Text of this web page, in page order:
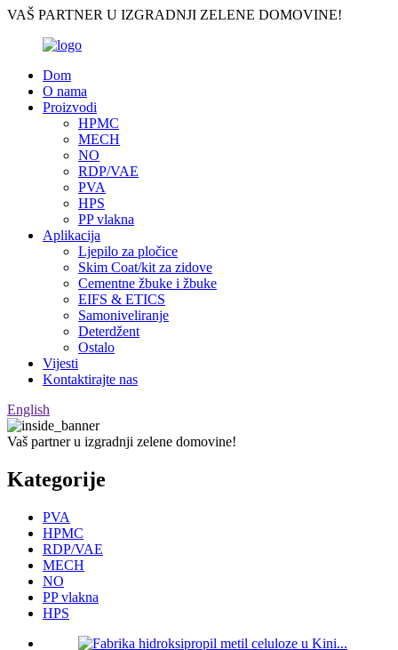
VAŠ PARTNER U IZGRADNJI ZELENE DOMOVINE!
Dom
O nama
Proizvodi
HPMC
MECH
NO
RDP/VAE
PVA
HPS
PP vlakna
Aplikacija
Ljepilo za pločice
Skim Coat/kit za zidove
Cementne žbuke i žbuke
EIFS & ETICS
Samoniveliranje
Deterdžent
Ostalo
Vijesti
Kontaktirajte nas
English
Vaš partner u izgradnji zelene domovine!
Kategorije
PVA
HPMC
RDP/VAE
MECH
NO
PP vlakna
HPS